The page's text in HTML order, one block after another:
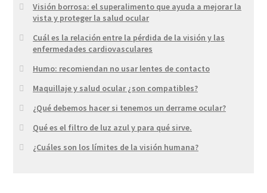
Visión borrosa: el superalimento que ayuda a mejorar la
vista y proteger la salud ocular
Cuál es la relación entre la pérdida de la visión y las
enfermedades cardiovasculares
Humo: recomiendan no usar lentes de contacto
Maquillaje y salud ocular ¿son compatibles?
¿Qué debemos hacer si tenemos un derrame ocular?
Qué es el filtro de luz azul y para qué sirve.
¿Cuáles son los límites de la visión humana?